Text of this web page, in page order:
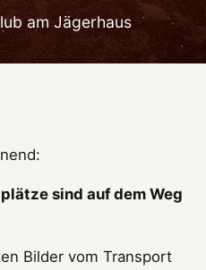
am Jägerhaus
sind auf dem Weg
Bilder vom Transport